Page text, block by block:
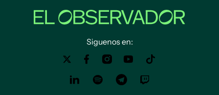
Siguenos en: